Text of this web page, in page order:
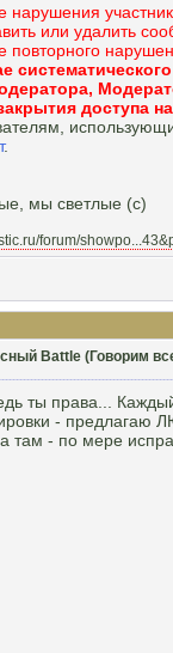
нарушения
или удалить
повторного
доступа
.
мы светлые (с)
forum/
Battle (Говорим
ты права...
- предлагаю
там - по мере